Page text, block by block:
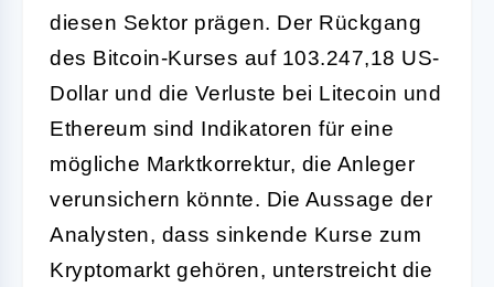
diesen Sektor prägen. Der Rückgang
des Bitcoin-Kurses auf 103.247,18 US-
Dollar und die Verluste bei Litecoin und
Ethereum sind Indikatoren für eine
mögliche Marktkorrektur, die Anleger
verunsichern könnte. Die Aussage der
Analysten, dass sinkende Kurse zum
Kryptomarkt gehören, unterstreicht die